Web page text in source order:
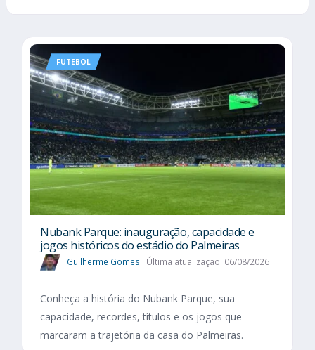
FUTEBOL
Nubank Parque: inauguração, capacidade e
jogos históricos do estádio do Palmeiras
Guilherme Gomes Última atualização: 06/08/2026
Conheça a história do Nubank Parque, sua
capacidade, recordes, títulos e os jogos que
marcaram a trajetória da casa do Palmeiras.